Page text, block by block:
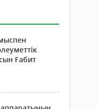
Ғабит